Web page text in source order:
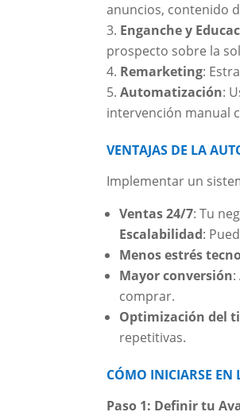
anuncios, contenido
Enganche y
prospecto sobre la
Remarketing:
Automatización:
intervención manual
VENTAJAS DE LA
Implementar un
Ventas 24/7: Tu
Escalabilidad:
Menos estrés
Mayor conversión
comprar.
Optimización del
repetitivas.
CÓMO INICIARSE EN
Paso 1: Definir tu